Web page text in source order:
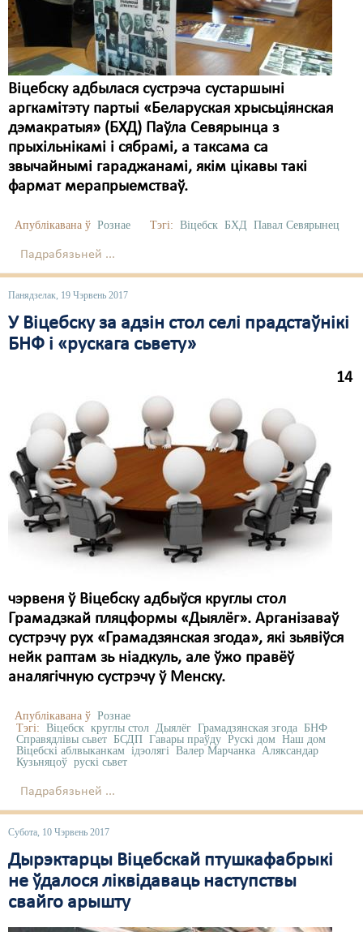
Віцебску адбылася сустрэча сустаршыні
аргкамітэту партыі «Беларуская хрысьціянская
дэмакратыя» (БХД) Паўла Севярынца з
прыхільнікамі і сябрамі, а таксама са
звычайнымі гараджанамі, якім цікавы такі
фармат мерапрыемстваў.
Апублікавана ў Рознае Тэгі: Віцебск БХД Павал Севярынец
Падрабязьней ...
Панядзелак, 19 Чэрвень 2017
У Віцебску за адзін стол селі прадстаўнікі
БНФ і «рускага сьвету»
14
чэрвеня ў Віцебску адбыўся круглы стол
Грамадзкай пляцформы «Дыялёг». Арганізаваў
сустрэчу рух «Грамадзянская згода», які зьявіўся
нейк раптам зь ніадкуль, але ўжо правёў
аналягічную сустрэчу ў Менску.
Апублікавана ў Рознае
Тэгі: Віцебск круглы стол Дыялёг Грамадзянская згода БНФ
Справядлівы сьвет БСДП Гавары праўду Рускі дом Наш дом
Віцебскі аблвыканкам ідэолягі Валер Марчанка Аляксандар
Кузьняцоў рускі сьвет
Падрабязьней ...
Субота, 10 Чэрвень 2017
Дырэктарцы Віцебскай птушкафабрыкі
не ўдалося ліквідаваць наступствы
свайго арышту
КПЧ ААН
Культурныя правы
ЛПП
Мігранты
Мірныя сходы
Палітвязьні
Праваабаронцы
Правы дзіцяці
Пэнітэнцыярная сыстэма
Распальваньне варожасьці
Свабода сумленьня
Суд
Сьмяротнае пакараньне
Экалёгія
Правы працоўных